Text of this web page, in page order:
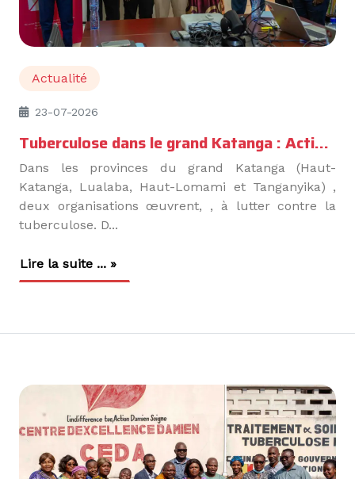
Actualité
23-07-2026
Tuberculose dans le grand Katanga : Action Damien RDC et POSAF scellent une collaboration opérationnelle
Dans les provinces du grand Katanga (Haut-
Katanga, Lualaba, Haut-Lomami et Tanganyika) ,
deux organisations œuvrent, , à lutter contre la
tuberculose. D...
Lire la suite ... »